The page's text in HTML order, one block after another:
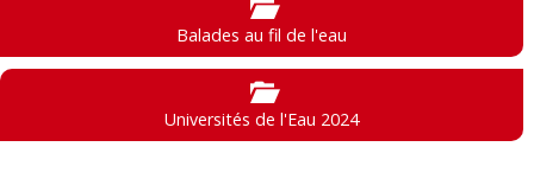
Balades au fil de l'eau
Universités de l'Eau 2024